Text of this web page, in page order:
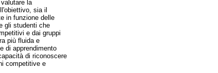
la
sia il
in funzione delle
gli studenti che
e dai gruppi
più fluida e
di apprendimento
di riconoscere
competitive e